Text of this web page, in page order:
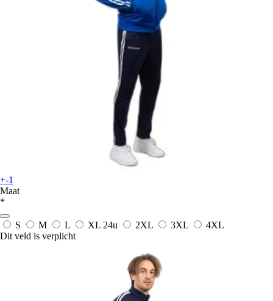
+-1
Maat
*
S M L XL 24u 2XL 3XL
4XL
Dit veld is verplicht